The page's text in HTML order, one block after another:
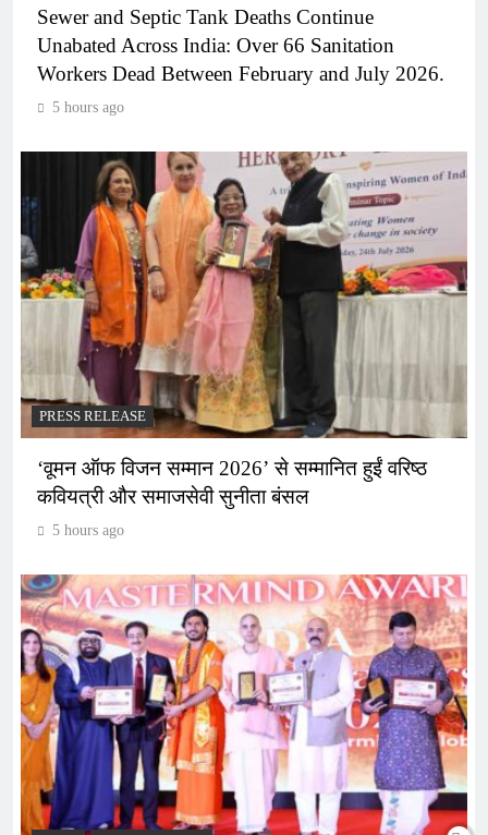
Sewer and Septic Tank Deaths Continue
Unabated Across India: Over 66 Sanitation
Workers Dead Between February and July 2026.
5 hours ago
PRESS RELEASE
‘वूमन ऑफ विजन सम्मान 2026’ से सम्मानित हुईं वरिष्ठ
कवियत्री और समाजसेवी सुनीता बंसल
5 hours ago